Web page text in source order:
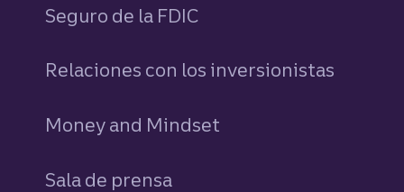
Seguro de la FDIC
Relaciones con los inversionistas
Money and Mindset
Sala de prensa